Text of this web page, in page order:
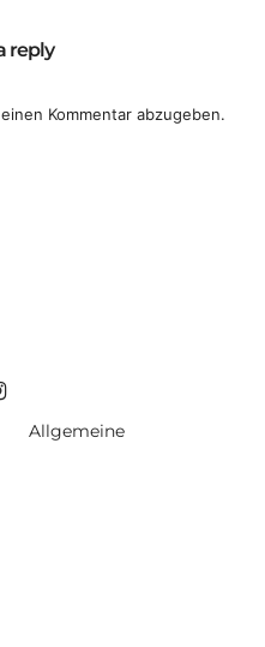
reply
Kommentar abzugeben.
Allgemeine